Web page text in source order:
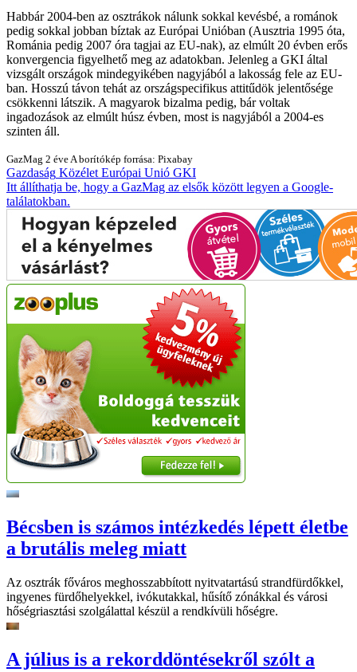
Habbár 2004-ben az osztrákok nálunk sokkal kevésbé, a románok
pedig sokkal jobban bíztak az Európai Unióban (Ausztria 1995 óta,
Románia pedig 2007 óra tagjai az EU-nak), az elmúlt 20 évben erős
konvergencia figyelhető meg az adatokban. Jelenleg a GKI által
vizsgált országok mindegyikében nagyjából a lakosság fele az EU-
ban. Hosszú távon tehát az országspecifikus attitűdök jelentősége
csökkenni látszik. A magyarok bizalma pedig, bár voltak
ingadozások az elmúlt húsz évben, most is nagyjából a 2004-es
szinten áll.
GazMag 2 éve A borítókép forrása: Pixabay
Gazdaság Közélet Európai Unió GKI
Itt állíthatja be, hogy a GazMag az elsők között legyen a Google-
találatokban.
Bécsben is számos intézkedés lépett életbe
a brutális meleg miatt
Az osztrák főváros meghosszabbított nyitvatartású strandfürdőkkel,
ingyenes fürdőhelyekkel, ivókutakkal, hűsítő zónákkal és városi
hőségriasztási szolgálattal készül a rendkívüli hőségre.
A július is a rekorddöntésekről szólt a